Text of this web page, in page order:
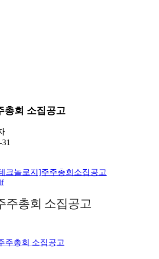
총회 소집공고
크놀로지]주주총회소집공고
주총회 소집공고
주총회 소집공고